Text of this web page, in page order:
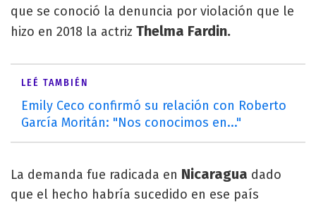
que se conoció la denuncia por violación que le
hizo en 2018 la actriz Thelma Fardin.
LEÉ TAMBIÉN
Emily Ceco confirmó su relación con Roberto
García Moritán: "Nos conocimos en..."
La demanda fue radicada en Nicaragua dado
que el hecho habría sucedido en ese país